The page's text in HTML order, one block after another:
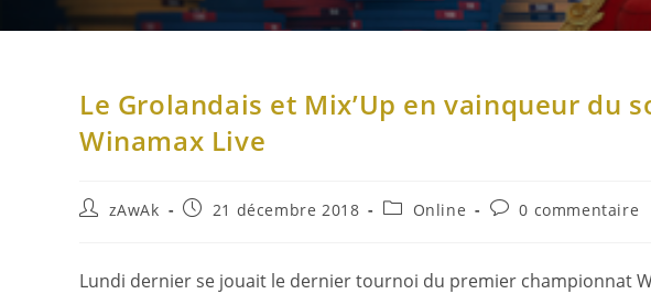
Le Grolandais et Mix’Up en vainqueur du
Winamax Live
zAwAk 21 décembre 2018 Online 0 commentaire
Lundi dernier se jouait le dernier tournoi du premier championnat